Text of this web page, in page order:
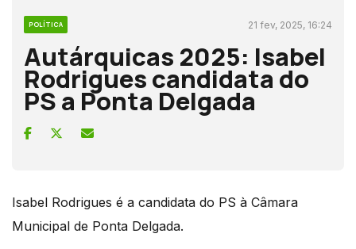
POLÍTICA 21 fev, 2025, 16:24
Autárquicas 2025: Isabel
Rodrigues candidata do
PS a Ponta Delgada
Isabel Rodrigues é a candidata do PS à Câmara
Municipal de Ponta Delgada.